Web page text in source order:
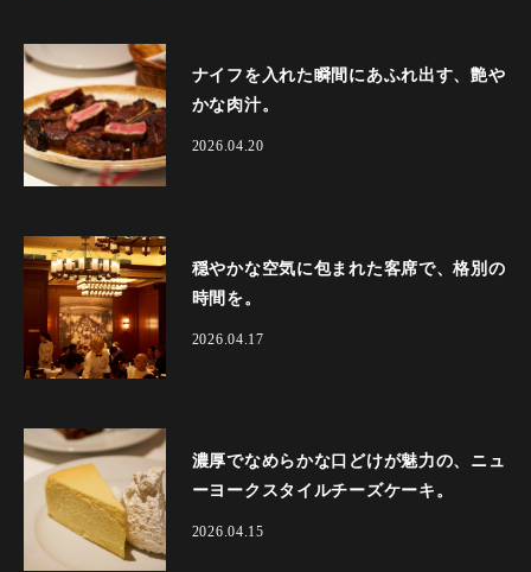
ナイフを入れた瞬間にあふれ出す、艶や
かな肉汁。
2026.04.20
穏やかな空気に包まれた客席で、格別の
時間を。
2026.04.17
濃厚でなめらかな口どけが魅力の、ニュ
ーヨークスタイルチーズケーキ。
2026.04.15